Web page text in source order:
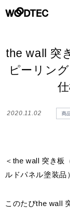
デジタルカタ
the wall 突
ピーリン
2020.11.02 商
＜the wall 突き板
ルドパネル塗装品
このたびthe wall